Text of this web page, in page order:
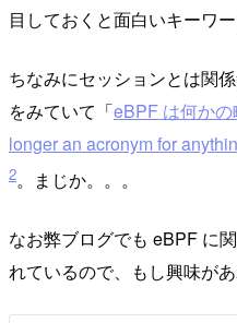
目しておくと面白いキーワ
ちなみにセッションとは関
をみていて「eBPF は何か
longer an acronym for
2。まじか。。。
なお弊ブログでも eBPF に
れているので、もし興味が